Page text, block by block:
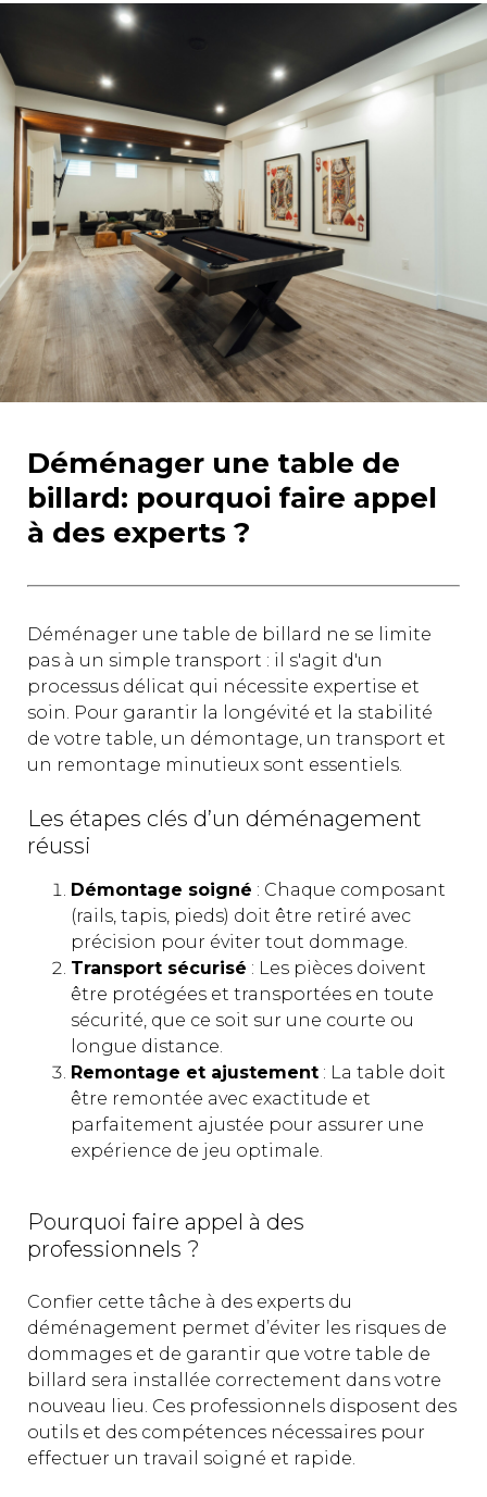
ACCESSOIRES
rassemblement.
Déménager une table de
billard: pourquoi faire appel
à des experts ?
Déménager une table de billard ne se limite
pas à un simple transport : il s'agit d'un
processus délicat qui nécessite expertise et
soin. Pour garantir la longévité et la stabilité
de votre table, un démontage, un transport et
un remontage minutieux sont essentiels.
Les étapes clés d’un déménagement
réussi
Démontage soigné : Chaque composant
(rails, tapis, pieds) doit être retiré avec
précision pour éviter tout dommage.
Transport sécurisé : Les pièces doivent
être protégées et transportées en toute
sécurité, que ce soit sur une courte ou
longue distance.
Remontage et ajustement : La table doit
être remontée avec exactitude et
parfaitement ajustée pour assurer une
expérience de jeu optimale.
Pourquoi faire appel à des
professionnels ?
Confier cette tâche à des experts du
déménagement permet d’éviter les risques de
dommages et de garantir que votre table de
billard sera installée correctement dans votre
nouveau lieu. Ces professionnels disposent des
outils et des compétences nécessaires pour
effectuer un travail soigné et rapide.